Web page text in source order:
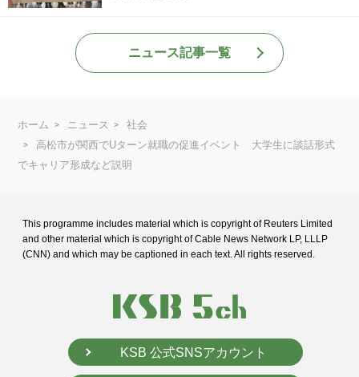
ニュース記事一覧
ホーム ニュース
社会
高松市が関西でUターン就職の促進イベント 大学生に談話形式
でキャリア形成など説明
This programme includes material which is copyright of Reuters Limited
and other material which is copyright of Cable News Network LP, LLLP
(CNN) and which may be captioned in each text. All rights reserved.
KSB 公式SNSアカウント